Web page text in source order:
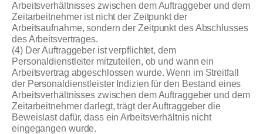
Arbeitsverhältnisses zwischen dem Auftraggeber und dem
Zeitarbeitnehmer ist nicht der Zeitpunkt der
Arbeitsaufnahme, sondern der Zeitpunkt des Abschlusses
des Arbeitsvertrages.
(4) Der Auftraggeber ist verpflichtet, dem
Personaldienstleiter mitzuteilen, ob und wann ein
Arbeitsvertrag abgeschlossen wurde. Wenn im Streitfall
der Personaldienstleister Indizien für den Bestand eines
Arbeitsverhältnisses zwischen dem Auftraggeber und dem
Zeitarbeitnehmer darlegt, trägt der Auftraggeber die
Beweislast dafür, dass ein Arbeitsverhältnis nicht
eingegangen wurde.